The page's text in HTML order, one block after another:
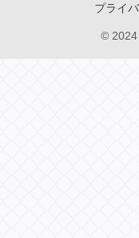
プライ
© 2024